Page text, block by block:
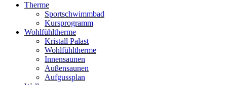
Therme
Sportschwimmbad
Kursprogramm
Wohlfühltherme
Kristall Palast
Wohlfühltherme
Innensaunen
Außensaunen
Aufgussplan